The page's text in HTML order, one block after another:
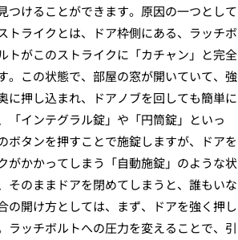
つけることができます。原因の一つとして
トライクとは、ドア枠側にある、ラッチボ
トがこのストライクに「カチャン」と完全
。この状態で、部屋の窓が開いていて、強
に押し込まれ、ドアノブを回しても簡単に
「インテグラル錠」や「円筒錠」といっ
タンを押すことで施錠しますが、ドアを
がかかってしまう「自動施錠」のような状
そのままドアを閉めてしまうと、誰もいな
の開け方としては、まず、ドアを強く押し
ッチボルトへの圧力を変えることで、引